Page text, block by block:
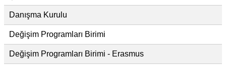
Danışma Kurulu
Değişim Programları Birimi
Değişim Programları Birimi - Erasmus